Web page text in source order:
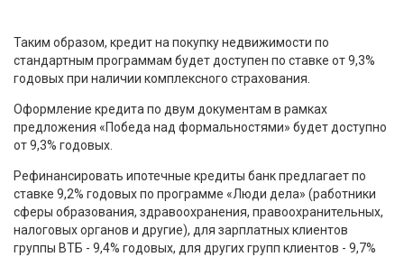
Таким образом, кредит на покупку недвижимости по
стандартным программам будет доступен по ставке от 9,3%
годовых при наличии комплексного страхования.
Оформление кредита по двум документам в рамках
предложения «Победа над формальностями» будет доступно
от 9,3% годовых.
Рефинансировать ипотечные кредиты банк предлагает по
ставке 9,2% годовых по программе «Люди дела» (работники
сферы образования, здравоохранения, правоохранительных,
налоговых органов и другие), для зарплатных клиентов
группы ВТБ - 9,4% годовых, для других групп клиентов - 9,7%